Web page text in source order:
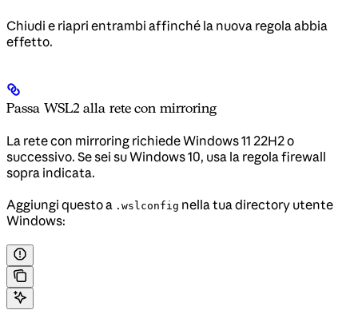
Chiudi e riapri entrambi affinché la nuova regola abbia
effetto.
Passa WSL2 alla rete con mirroring
La rete con mirroring richiede Windows 11 22H2 o
successivo. Se sei su Windows 10, usa la regola firewall
sopra indicata.
Aggiungi questo a .wslconfig nella tua directory utente
Windows: